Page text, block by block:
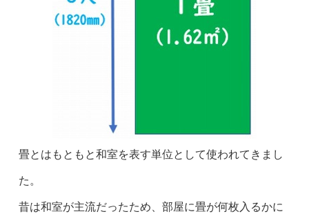
畳とはもともと和室を表す単位として使われてきまし
た。
昔は和室が主流だったため、部屋に畳が何枚入るかに